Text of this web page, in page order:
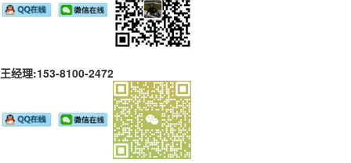
王经理:153-8100-2472